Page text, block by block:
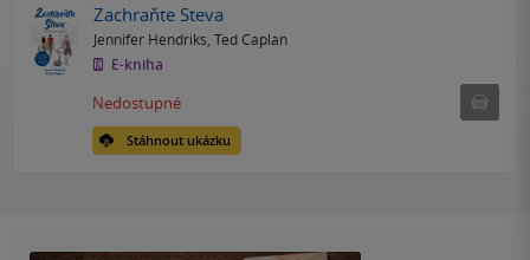
Zachraňte Steva
Jennifer Hendriks Ted Caplan
E-kniha
Stáhnout ukázku
Nedostupné